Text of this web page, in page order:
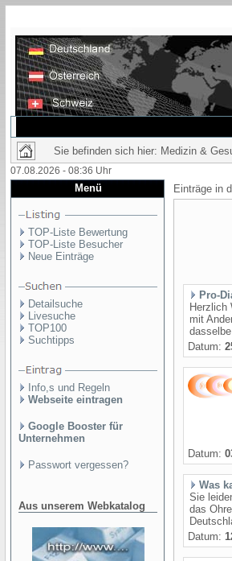
Sie befinden sich hier: Medizin &
07.08.2026 - 08:36 Uhr
Menü
TOP-Liste Bewertung
TOP-Liste Besucher
Neue Einträge
Detailsuche
Livesuche
TOP100
Suchtipps
Info,s und Regeln
Webseite eintragen
Google Booster für
Unternehmen
Passwort vergessen?
Aus unserem Webkatalog
Einträge in
Pro-
Herzlich
mit
Datum:
Datum:
Was
Sie
das
Datum: